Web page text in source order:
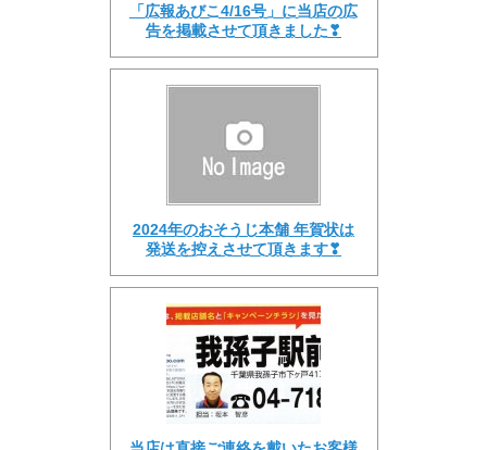
「広報あびこ4/16号」に当店の広
告を掲載させて頂きました❣
2024年のおそうじ本舗 年賀状は
発送を控えさせて頂きます❣